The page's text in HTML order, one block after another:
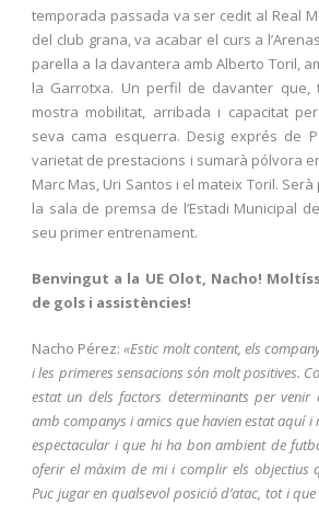
temporada passada va ser cedit al Real
del club grana, va acabar el curs a
parella a la davantera amb Alberto Toril,
la Garrotxa. Un perfil de davanter que,
mostra mobilitat, arribada i capacitat
seva cama esquerra. Desig exprés de
varietat de prestacions i sumarà pólvora
Marc Mas, Uri Santos i el mateix Toril.
la sala de premsa de l’Estadi Municipal
seu primer entrenament.
Benvingut a la UE Olot, Nacho!
de gols i assistències!
Nacho Pérez: «Estic molt content, els
i les primeres sensacions són molt positives.
estat un dels factors determinants per venir
amb companys i amics que havien estat aquí i
espectacular i que hi ha bonambient de
oferir el màxim de mi i complir els objectius
Puc jugar en qualsevol posició d’atac, tot i